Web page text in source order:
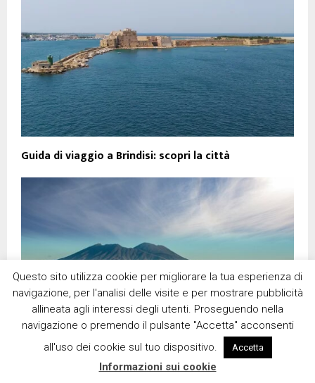
Guida di viaggio a Brindisi: scopri la città
Questo sito utilizza cookie per migliorare la tua esperienza di
navigazione, per l'analisi delle visite e per mostrare pubblicità
allineata agli interessi degli utenti. Proseguendo nella
navigazione o premendo il pulsante "Accetta" acconsenti
all'uso dei cookie sul tuo dispositivo.
Accetta
Informazioni sui cookie